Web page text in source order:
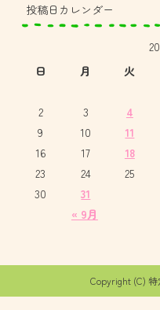
投稿日カレンダー
日
月 火
« 9月
2
3 4
9
10 11
16
17 18
23
24 25
30
31
Copyright (C)